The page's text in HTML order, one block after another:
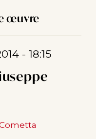
œuvre
- 18:15